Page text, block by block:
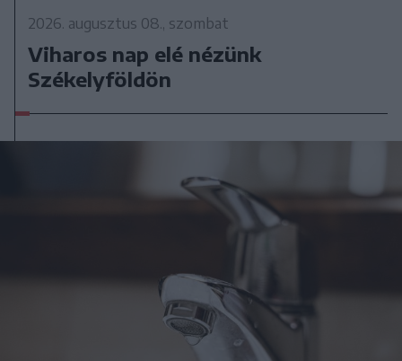
2026. augusztus 08., szombat
Viharos nap elé nézünk
Székelyföldön